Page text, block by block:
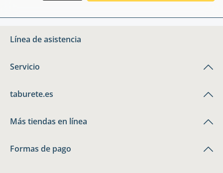
Línea de asistencia
Servicio
taburete.es
Más tiendas en línea
Formas de pago